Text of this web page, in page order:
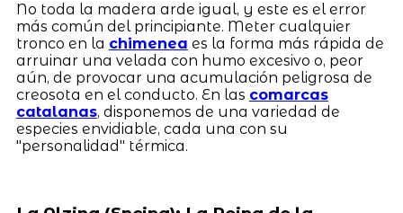
No toda la madera arde igual, y este es el error
más común del principiante. Meter cualquier
tronco en la chimenea es la forma más rápida de
arruinar una velada con humo excesivo o, peor
aún, de provocar una acumulación peligrosa de
creosota en el conducto. En las comarcas
catalanas, disponemos de una variedad de
especies envidiable, cada una con su
"personalidad" térmica.